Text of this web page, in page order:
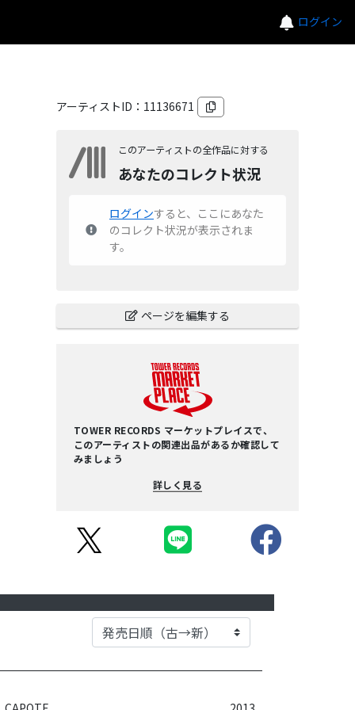
ログイン
アーティストID： 11136671
このアーティストの全作品に対する
あなたのコレクト状況
ログインすると、ここにあなた
のコレクト状況が表示されま
す。
ページを編集する
TOWER RECORDS マーケットプレイスで、
このアーティストの関連出品があるか確認して
みましょう
詳しく見る